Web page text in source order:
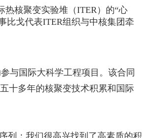
核聚变实验堆（ITER）的“心
比戈代表ITER组织与中核集团牵
与国际大科学工程项目。该合同
十多年的核聚变技术积累和国际